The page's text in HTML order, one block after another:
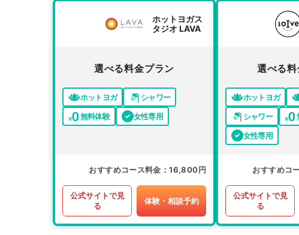
ホットヨガス
タジオ LAVA
選べる料金プラン
ホットヨガ
シャワー
無料体験
女性専用
おすすめコース料金 16,800円
公式サイトで見
る
体験・相談予約
選べる
ホットヨガ
シャワー
女性専用
おすすめコ
公式サイトで見
る